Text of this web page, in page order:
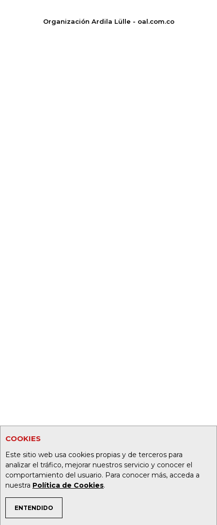
COOKIES
Este sitio web usa cookies propias y de terceros para
analizar el tráfico, mejorar nuestros servicio y conocer el
comportamiento del usuario. Para conocer más, acceda a
nuestra Política de Cookies.
ENTENDIDO
TEMAS DE INTERÉS
Organización Ardila Lülle - oal.com.co